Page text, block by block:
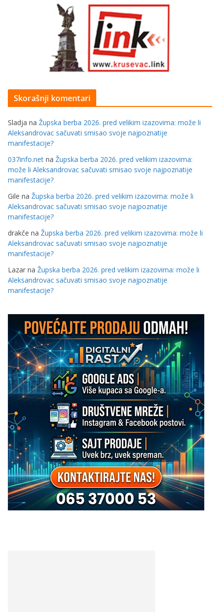
Skorašnji komentari
Sladja na Župska berba 2026. pred velikim izazovima: može li
Aleksandrovac sačuvati smisao svoje najpoznatije
manifestacije?
037info.net na Župska berba 2026. pred velikim izazovima:
može li Aleksandrovac sačuvati smisao svoje najpoznatije
manifestacije?
Gile na Župska berba 2026. pred velikim izazovima: može li
Aleksandrovac sačuvati smisao svoje najpoznatije
manifestacije?
drakče na Župska berba 2026. pred velikim izazovima: može li
Aleksandrovac sačuvati smisao svoje najpoznatije
manifestacije?
Lazar na Župska berba 2026. pred velikim izazovima: može li
Aleksandrovac sačuvati smisao svoje najpoznatije
manifestacije?